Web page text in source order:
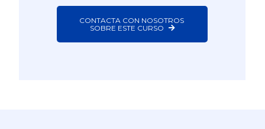
CONTACTA CON NOSOTROS
SOBRE ESTE CURSO